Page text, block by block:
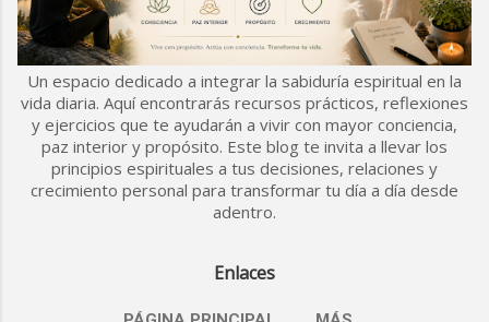
Un espacio dedicado a integrar la sabiduría espiritual en la
vida diaria. Aquí encontrarás recursos prácticos, reflexiones
y ejercicios que te ayudarán a vivir con mayor conciencia,
paz interior y propósito. Este blog te invita a llevar los
principios espirituales a tus decisiones, relaciones y
crecimiento personal para transformar tu día a día desde
adentro.
Enlaces